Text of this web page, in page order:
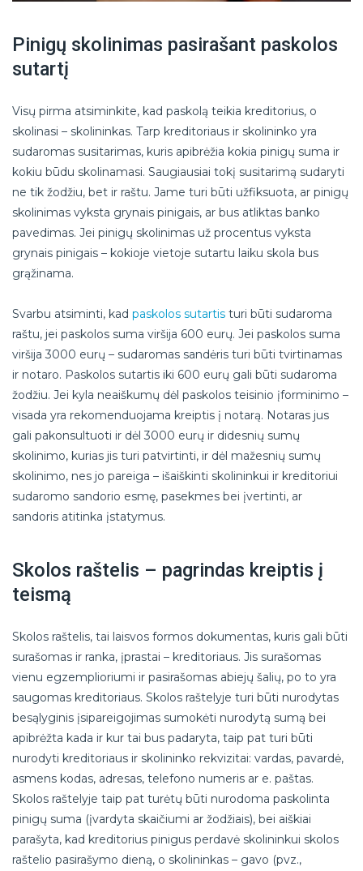
Pinigų skolinimas pasirašant paskolos
sutartį
Visų pirma atsiminkite, kad paskolą teikia kreditorius, o
skolinasi – skolininkas. Tarp kreditoriaus ir skolininko yra
sudaromas susitarimas, kuris apibrėžia kokia pinigų suma ir
kokiu būdu skolinamasi. Saugiausiai tokį susitarimą sudaryti
ne tik žodžiu, bet ir raštu. Jame turi būti užfiksuota, ar pinigų
skolinimas vyksta grynais pinigais, ar bus atliktas banko
pavedimas. Jei pinigų skolinimas už procentus vyksta
grynais pinigais – kokioje vietoje sutartu laiku skola bus
grąžinama.
Svarbu atsiminti, kad paskolos sutartis turi būti sudaroma
raštu, jei paskolos suma viršija 600 eurų. Jei paskolos suma
viršija 3000 eurų – sudaromas sandėris turi būti tvirtinamas
ir notaro. Paskolos sutartis iki 600 eurų gali būti sudaroma
žodžiu. Jei kyla neaiškumų dėl paskolos teisinio įforminimo –
visada yra rekomenduojama kreiptis į notarą. Notaras jus
gali pakonsultuoti ir dėl 3000 eurų ir didesnių sumų
skolinimo, kurias jis turi patvirtinti, ir dėl mažesnių sumų
skolinimo, nes jo pareiga – išaiškinti skolininkui ir kreditoriui
sudaromo sandorio esmę, pasekmes bei įvertinti, ar
sandoris atitinka įstatymus.
Skolos raštelis – pagrindas kreiptis į
teismą
Skolos raštelis, tai laisvos formos dokumentas, kuris gali būti
surašomas ir ranka, įprastai – kreditoriaus. Jis surašomas
vienu egzemplioriumi ir pasirašomas abiejų šalių, po to yra
saugomas kreditoriaus. Skolos raštelyje turi būti nurodytas
besąlyginis įsipareigojimas sumokėti nurodytą sumą bei
apibrėžta kada ir kur tai bus padaryta, taip pat turi būti
nurodyti kreditoriaus ir skolininko rekvizitai: vardas, pavardė,
asmens kodas, adresas, telefono numeris ar e. paštas.
Skolos raštelyje taip pat turėtų būti nurodoma paskolinta
pinigų suma (įvardyta skaičiumi ar žodžiais), bei aiškiai
parašyta, kad kreditorius pinigus perdavė skolininkui skolos
raštelio pasirašymo dieną, o skolininkas – gavo (pvz.,